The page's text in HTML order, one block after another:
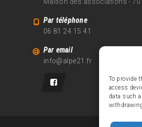
To provide
access
data such
Par téléphone
06 81 24 15 41
Par email
info@alpe21.fr